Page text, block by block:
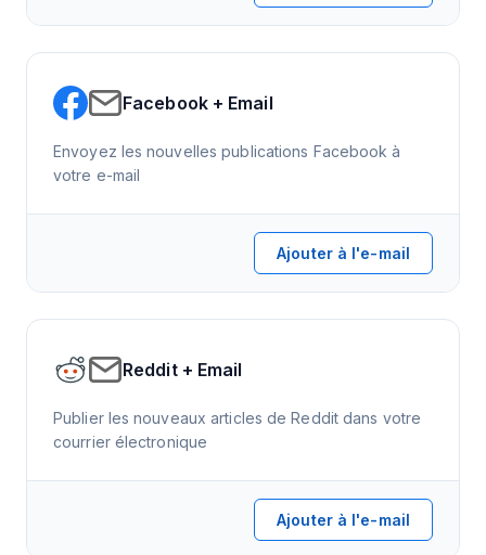
Facebook + Email
Envoyez les nouvelles publications Facebook à
votre e-mail
Ajouter à l'e-mail
Reddit + Email
Publier les nouveaux articles de Reddit dans votre
courrier électronique
Ajouter à l'e-mail